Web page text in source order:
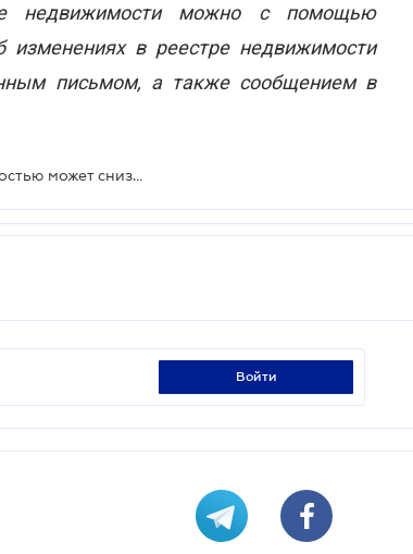
недвижимости можно с помощью
в реестре недвижимости
письмом, а также сообщением в
Стоимость оформления операций с недвижимостью может снизиться
войти